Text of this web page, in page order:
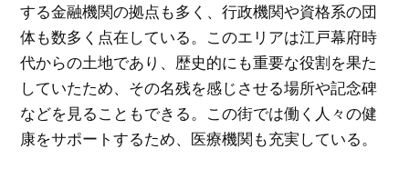
する金融機関の拠点も多く、行政機関や資格系の団
体も数多く点在している。このエリアは江戸幕府時
代からの土地であり、歴史的にも重要な役割を果た
していたため、その名残を感じさせる場所や記念碑
などを見ることもできる。この街では働く人々の健
康をサポートするため、医療機関も充実している。